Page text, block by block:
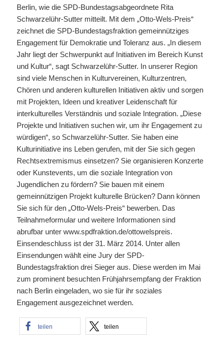
Berlin, wie die SPD-Bundestagsabgeordnete Rita
Schwarzelühr-Sutter mitteilt. Mit dem „Otto-Wels-Preis“
zeichnet die SPD-Bundestagsfraktion gemeinnütziges
Engagement für Demokratie und Toleranz aus. „In diesem
Jahr liegt der Schwerpunkt auf Initiativen im Bereich Kunst
und Kultur“, sagt Schwarzelühr-Sutter. In unserer Region
sind viele Menschen in Kulturvereinen, Kulturzentren,
Chören und anderen kulturellen Initiativen aktiv und sorgen
mit Projekten, Ideen und kreativer Leidenschaft für
interkulturelles Verständnis und soziale Integration. „Diese
Projekte und Initiativen suchen wir, um ihr Engagement zu
würdigen“, so Schwarzelühr-Sutter. Sie haben eine
Kulturinitiative ins Leben gerufen, mit der Sie sich gegen
Rechtsextremismus einsetzen? Sie organisieren Konzerte
oder Kunstevents, um die soziale Integration von
Jugendlichen zu fördern? Sie bauen mit einem
gemeinnützigen Projekt kulturelle Brücken? Dann können
Sie sich für den „Otto-Wels-Preis“ bewerben. Das
Teilnahmeformular und weitere Informationen sind
abrufbar unter www.spdfraktion.de/ottowelspreis.
Einsendeschluss ist der 31. März 2014. Unter allen
Einsendungen wählt eine Jury der SPD-
Bundestagsfraktion drei Sieger aus. Diese werden im Mai
zum prominent besuchten Frühjahrsempfang der Fraktion
nach Berlin eingeladen, wo sie für ihr soziales
Engagement ausgezeichnet werden.
teilen teilen